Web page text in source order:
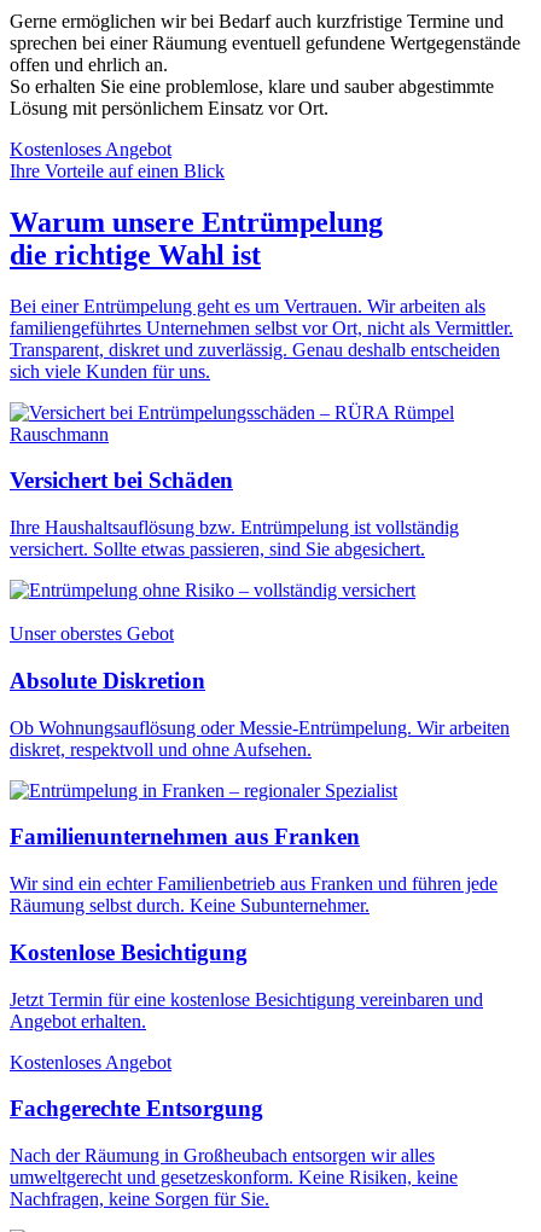
Gerne ermöglichen wir bei Bedarf auch kurzfristige Termine und
sprechen bei einer Räumung eventuell gefundene Wertgegenstände
offen und ehrlich an.
So erhalten Sie eine problemlose, klare und sauber abgestimmte
Lösung mit persönlichem Einsatz vor Ort.
Kostenloses Angebot
Ihre Vorteile auf einen Blick
Warum unsere Entrümpelung
die richtige Wahl ist
Bei einer Entrümpelung geht es um Vertrauen. Wir arbeiten als
familiengeführtes Unternehmen selbst vor Ort, nicht als Vermittler.
Transparent, diskret und zuverlässig. Genau deshalb entscheiden
sich viele Kunden für uns.
Versichert bei Schäden
Ihre Haushaltsauflösung bzw. Entrümpelung ist vollständig
versichert. Sollte etwas passieren, sind Sie abgesichert.
Unser oberstes Gebot
Absolute Diskretion
Ob Wohnungsauflösung oder Messie-Entrümpelung. Wir arbeiten
diskret, respektvoll und ohne Aufsehen.
Familienunternehmen aus Franken
Wir sind ein echter Familienbetrieb aus Franken und führen jede
Räumung selbst durch. Keine Subunternehmer.
Kostenlose Besichtigung
Jetzt Termin für eine kostenlose Besichtigung vereinbaren und
Angebot erhalten.
Kostenloses Angebot
Fachgerechte Entsorgung
Nach der Räumung in Großheubach entsorgen wir alles
umweltgerecht und gesetzeskonform. Keine Risiken, keine
Nachfragen, keine Sorgen für Sie.